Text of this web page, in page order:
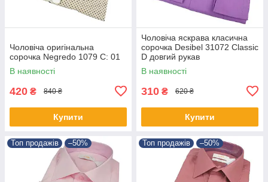
Чоловіча оригінальна
сорочка Negredo 1079 C: 01
В наявності
420 ₴ 840 ₴
Купити
Чоловіча яскрава класична
сорочка Desibel 31072 Classic
D довгий рукав
В наявності
310 ₴ 620 ₴
Купити
Топ продажів –50% Топ продажів –50%